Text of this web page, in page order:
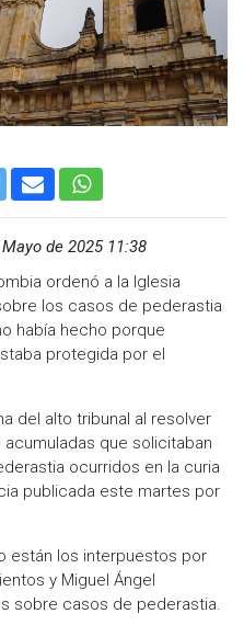
de 2025 11:38
ordenó a la Iglesia
los casos de pederastia
había hecho porque
protegida por el
del alto tribunal al resolver
que solicitaban
ocurridos en la curia
publicada este martes por
están los interpuestos por
y Miguel Ángel
sobre casos de pederastia.